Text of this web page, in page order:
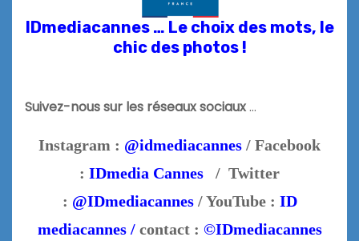
IDmediacannes … Le choix des mots, le
chic des photos !
Suivez-nous sur les réseaux sociaux…
Instagram : @idmediacannes / Facebook
: IDmedia Cannes / Twitter
: @IDmediacannes/ YouTube : ID
mediacannes / contact : ©IDmediacannes